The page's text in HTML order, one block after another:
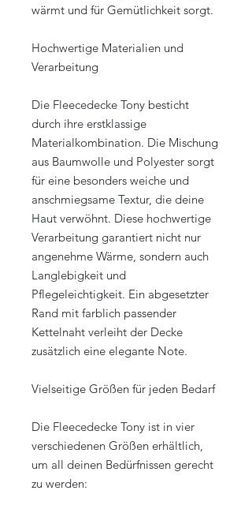
wärmt und für Gemütlichkeit sorgt.
Hochwertige Materialien und
Verarbeitung
Die Fleecedecke Tony besticht
durch ihre erstklassige
Materialkombination. Die Mischung
aus Baumwolle und Polyester sorgt
für eine besonders weiche und
anschmiegsame Textur, die deine
Haut verwöhnt. Diese hochwertige
Verarbeitung garantiert nicht nur
angenehme Wärme, sondern auch
Langlebigkeit und
Pflegeleichtigkeit. Ein abgesetzter
Rand mit farblich passender
Kettelnaht verleiht der Decke
zusätzlich eine elegante Note.
Vielseitige Größen für jeden Bedarf
Die Fleecedecke Tony ist in vier
verschiedenen Größen erhältlich,
um all deinen Bedürfnissen gerecht
zu werden: